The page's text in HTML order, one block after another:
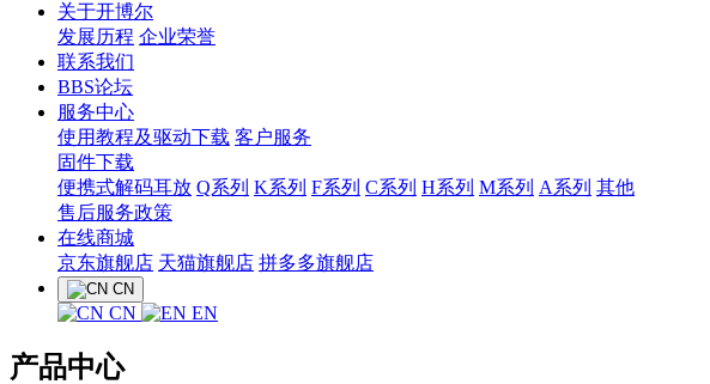
关于开博尔
发展历程 企业荣誉
联系我们
BBS论坛
服务中心
使用教程及驱动下载 客户服务
固件下载
便携式解码耳放 Q系列 K系列 F系列 C系列 H系列 M系列 A系列 其他
售后服务政策
在线商城
京东旗舰店 天猫旗舰店 拼多多旗舰店
CN
CN EN
产品中心